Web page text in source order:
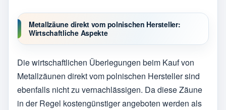
Metallzäune direkt vom polnischen Hersteller:
Wirtschaftliche Aspekte
Die wirtschaftlichen Überlegungen beim Kauf von
Metallzäunen direkt vom polnischen Hersteller sind
ebenfalls nicht zu vernachlässigen. Da diese Zäune
in der Regel kostengünstiger angeboten werden als